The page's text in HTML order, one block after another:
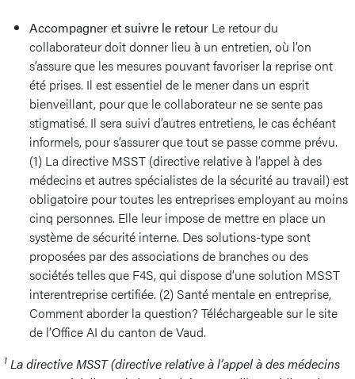
Accompagner et suivre le retour Le retour du
collaborateur doit donner lieu à un entretien, où l’on
s’assure que les mesures pouvant favoriser la reprise ont
été prises. Il est essentiel de le mener dans un esprit
bienveillant, pour que le collaborateur ne se sente pas
stigmatisé. Il sera suivi d’autres entretiens, le cas échéant
informels, pour s’assurer que tout se passe comme prévu.
(1) La directive MSST (directive relative à l’appel à des
médecins et autres spécialistes de la sécurité au travail) est
obligatoire pour toutes les entreprises employant au moins
cinq personnes. Elle leur impose de mettre en place un
système de sécurité interne. Des solutions-type sont
proposées par des associations de branches ou des
sociétés telles que F4S, qui dispose d’une solution MSST
interentreprise certifiée. (2) Santé mentale en entreprise,
Comment aborder la question? Téléchargeable sur le site
de l’Office AI du canton de Vaud.
1 La directive MSST (directive relative à l’appel à des médecins